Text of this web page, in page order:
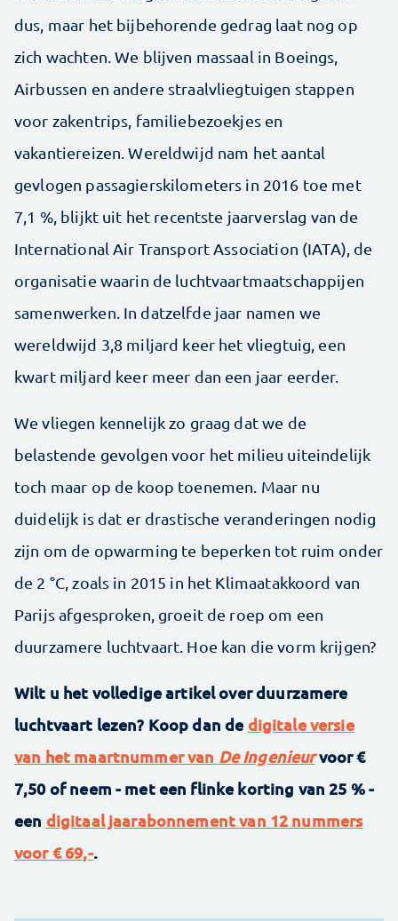
dus, maar het bijbehorende gedrag laat nog op
zich wachten. We blijven massaal in Boeings,
Airbussen en andere straalvliegtuigen stappen
voor zakentrips, familiebezoekjes en
vakantiereizen. Wereldwijd nam het aantal
gevlogen passagierskilometers in 2016 toe met
7,1 %, blijkt uit het recentste jaarverslag van de
International Air Transport Association (IATA), de
organisatie waarin de luchtvaartmaatschappijen
samenwerken. In datzelfde jaar namen we
wereldwijd 3,8 miljard keer het vliegtuig, een
kwart miljard keer meer dan een jaar eerder.
We vliegen kennelijk zo graag dat we de
belastende gevolgen voor het milieu uiteindelijk
toch maar op de koop toenemen. Maar nu
duidelijk is dat er drastische veranderingen nodig
zijn om de opwarming te beperken tot ruim onder
de 2 °C, zoals in 2015 in het Klimaatakkoord van
Parijs afgesproken, groeit de roep om een
duurzamere luchtvaart. Hoe kan die vorm krijgen?
Wilt u het volledige artikel over duurzamere
luchtvaart lezen? Koop dan de digitale versie
van het maartnummer van De Ingenieurvoor €
7,50 of neem - met een flinke korting van 25 % -
een digitaal jaarabonnement van 12 nummers
voor € 69,-.